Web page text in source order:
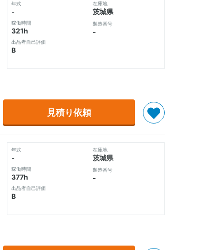
年式
-
稼働時間
321h
出品者自己評価
B
在庫地
茨城県
製造番号
-
見積り依頼
年式
-
稼働時間
377h
出品者自己評価
B
在庫地
茨城県
製造番号
-